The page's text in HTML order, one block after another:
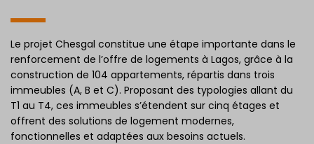
Le projet Chesgal constitue une étape importante dans le
renforcement de l’offre de logements à Lagos, grâce à la
construction de 104 appartements, répartis dans trois
immeubles (A, B et C). Proposant des typologies allant du
T1 au T4, ces immeubles s’étendent sur cinq étages et
offrent des solutions de logement modernes,
fonctionnelles et adaptées aux besoins actuels.